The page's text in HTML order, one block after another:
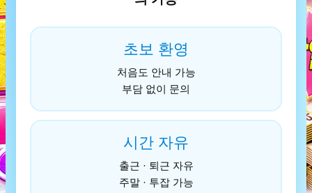
초보 환영
처음도 안내 가능
부담 없이 문의
시간 자유
출근 · 퇴근 자유
주말 · 투잡 가능